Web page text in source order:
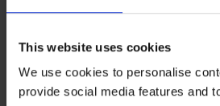
This website uses cookies
We use cookies to personalise
provide social media features and